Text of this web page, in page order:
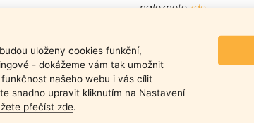
naleznete zde.
uloženy cookies funkční,
- dokážeme vám tak umožnit
našeho webu i vás cílit
snadno upravit kliknutím na Nastavení
přečíst zde.